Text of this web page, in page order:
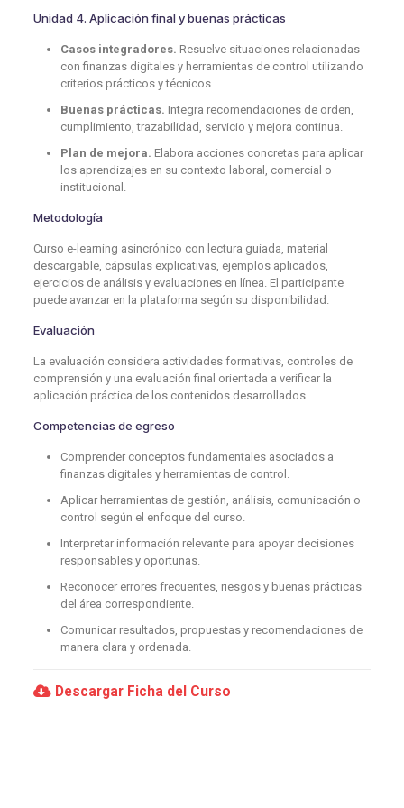
Unidad 4. Aplicación final y buenas prácticas
Casos integradores. Resuelve situaciones relacionadas
con finanzas digitales y herramientas de control utilizando
criterios prácticos y técnicos.
Buenas prácticas. Integra recomendaciones de orden,
cumplimiento, trazabilidad, servicio y mejora continua.
Plan de mejora. Elabora acciones concretas para aplicar
los aprendizajes en su contexto laboral, comercial o
institucional.
Metodología
Curso e-learning asincrónico con lectura guiada, material
descargable, cápsulas explicativas, ejemplos aplicados,
ejercicios de análisis y evaluaciones en línea. El participante
puede avanzar en la plataforma según su disponibilidad.
Evaluación
La evaluación considera actividades formativas, controles de
comprensión y una evaluación final orientada a verificar la
aplicación práctica de los contenidos desarrollados.
Competencias de egreso
Comprender conceptos fundamentales asociados a
finanzas digitales y herramientas de control.
Aplicar herramientas de gestión, análisis, comunicación o
control según el enfoque del curso.
Interpretar información relevante para apoyar decisiones
responsables y oportunas.
Reconocer errores frecuentes, riesgos y buenas prácticas
del área correspondiente.
Comunicar resultados, propuestas y recomendaciones de
manera clara y ordenada.
Descargar Ficha del Curso